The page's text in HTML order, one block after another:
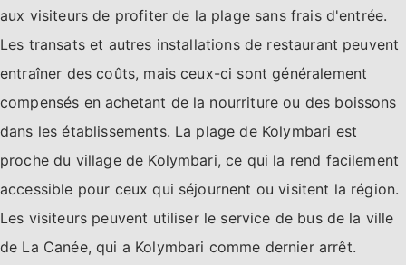
aux visiteurs de profiter de la plage sans frais d'entrée.
Les transats et autres installations de restaurant peuvent
entraîner des coûts, mais ceux-ci sont généralement
compensés en achetant de la nourriture ou des boissons
dans les établissements. La plage de Kolymbari est
proche du village de Kolymbari, ce qui la rend facilement
accessible pour ceux qui séjournent ou visitent la région.
Les visiteurs peuvent utiliser le service de bus de la ville
de La Canée, qui a Kolymbari comme dernier arrêt.